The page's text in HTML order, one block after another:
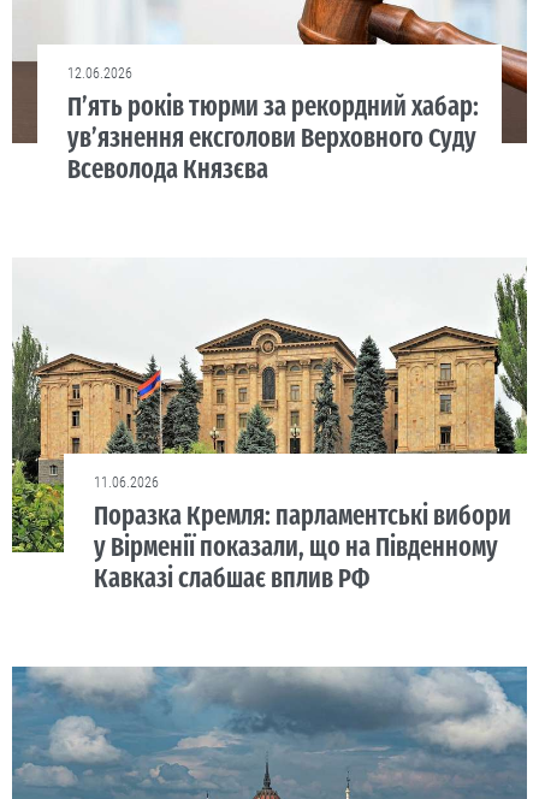
12.06.2026
П’ять років тюрми за рекордний хабар:
ув’язнення ексголови Верховного Суду
Всеволода Князєва
11.06.2026
Поразка Кремля: парламентські вибори
у Вірменії показали, що на Південному
Кавказі слабшає вплив РФ